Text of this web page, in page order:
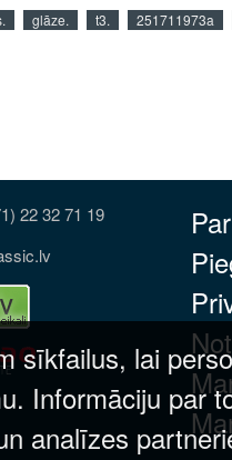
glāze. t3. 251711973a
22 32 71 19
sīkfailus, lai
Informāciju par
analīzes